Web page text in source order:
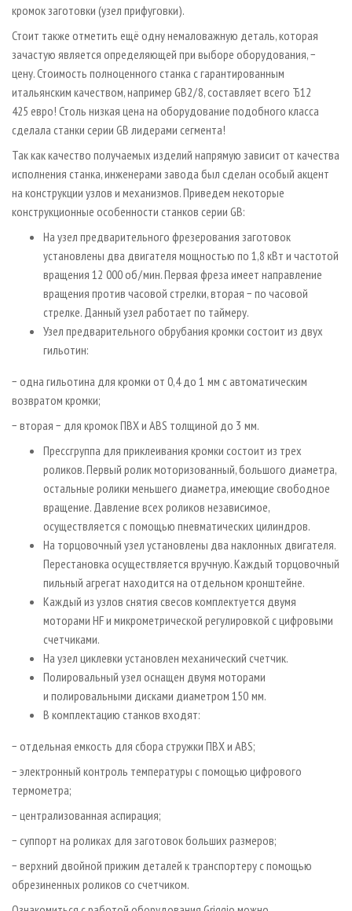
кромок заготовки (узел прифуговки).
Стоит также отметить ещё одну немаловажную деталь, которая
зачастую является определяющей при выборе оборудования, −
цену. Стоимость полноценного станка с гарантированным
итальянским качеством, например GB2 / 8, составляет всего Ђ12
425 евро! Столь низкая цена на оборудование подобного класса
сделала станки серии GB лидерами сегмента!
Так как качество получаемых изделий напрямую зависит от качества
исполнения станка, инженерами завода был сделан особый акцент
на конструкции узлов и механизмов. Приведем некоторые
конструкционные особенности станков серии GB:
На узел предварительного фрезерования заготовок
установлены два двигателя мощностью по 1,8 кВт и частотой
вращения 12 000 об / мин. Первая фреза имеет направление
вращения против часовой стрелки, вторая − по часовой
стрелке. Данный узел работает по таймеру.
Узел предварительного обрубания кромки состоит из двух
гильотин:
− одна гильотина для кромки от 0,4 до 1 мм с автоматическим
возвратом кромки;
− вторая − для кромок ПВХ и ABS толщиной до 3 мм.
Прессгруппа для приклеивания кромки состоит из трех
роликов. Первый ролик моторизованный, большого диаметра,
остальные ролики меньшего диаметра, имеющие свободное
вращение. Давление всех роликов независимое,
осуществляется с помощью пневматических цилиндров.
На торцовочный узел установлены два наклонных двигателя.
Перестановка осуществляется вручную. Каждый торцовочный
пильный агрегат находится на отдельном кронштейне.
Каждый из узлов снятия свесов комплектуется двумя
моторами HF и микрометрической регулировкой с цифровыми
счетчиками.
На узел циклевки установлен механический счетчик.
Полировальный узел оснащен двумя моторами
и полировальными дисками диаметром 150 мм.
В комплектацию станков входят:
− отдельная емкость для сбора стружки ПВХ и ABS;
− электронный контроль температуры с помощью цифрового
термометра;
− централизованная аспирация;
− суппорт на роликах для заготовок больших размеров;
− верхний двойной прижим деталей к транспортеру с помощью
обрезиненных роликов со счетчиком.